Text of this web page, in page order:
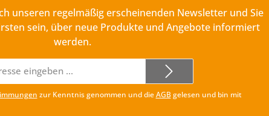
unseren regelmäßig erscheinenden Newsletter und Sie
sein, über neue Produkte und Angebote informiert
werden.
Mail-
Adresse*
zur Kenntnis genommen und dieAGBgelesen und bin mit